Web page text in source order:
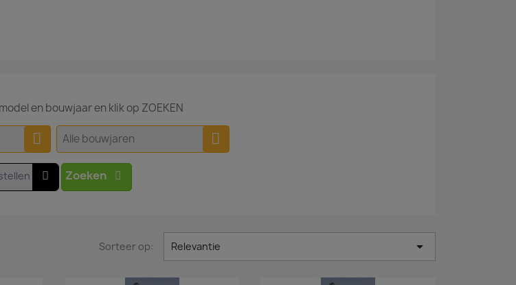
en bouwjaar en klik op ZOEKEN
Alle bouwjaren
Zoeken
Sorteer op: Relevantie 